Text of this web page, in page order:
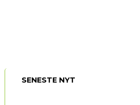
SENESTE NYT